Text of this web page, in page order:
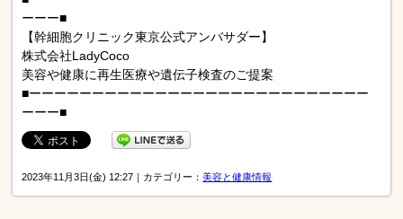
ーーー■
【幹細胞クリニック東京公式アンバサダー】
株式会社LadyCoco
美容や健康に再生医療や遺伝子検査のご提案
■ーーーーーーーーーーーーーーーーーーーーーーーーーーー
ーーー■
2023年11月3日(金) 12:27｜カテゴリー：美容と健康情報